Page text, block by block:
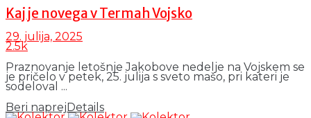
Kaj je novega v Termah Vojsko
29. julija, 2025
2.5k
Praznovanje letošnje Jakobove nedelje na Vojskem se
je pričelo v petek, 25. julija s sveto mašo, pri kateri je
sodeloval ...
Beri naprej Details